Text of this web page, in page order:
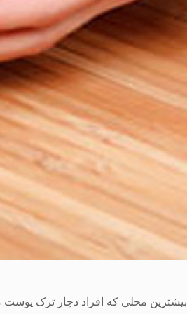
بیشترین محلی که افراد دچار ترک